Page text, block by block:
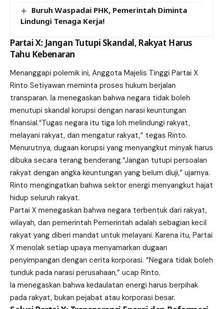
Buruh Waspadai PHK, Pemerintah Diminta
Lindungi Tenaga Kerja!
Partai X: Jangan Tutupi Skandal, Rakyat Harus
Tahu Kebenaran
Menanggapi polemik ini, Anggota Majelis Tinggi Partai X
Rinto Setiyawan meminta proses hukum berjalan
transparan. Ia menegaskan bahwa negara tidak boleh
menutupi skandal korupsi dengan narasi keuntungan
finansial.“Tugas negara itu tiga loh melindungi rakyat,
melayani rakyat, dan mengatur rakyat,” tegas Rinto.
Menurutnya, dugaan korupsi yang menyangkut minyak harus
dibuka secara terang benderang.“Jangan tutupi persoalan
rakyat dengan angka keuntungan yang belum diuji,” ujarnya.
Rinto mengingatkan bahwa sektor energi menyangkut hajat
hidup seluruh rakyat.
Partai X menegaskan bahwa negara terbentuk dari rakyat,
wilayah, dan pemerintah Pemerintah adalah sebagian kecil
rakyat yang diberi mandat untuk melayani. Karena itu, Partai
X menolak setiap upaya menyamarkan dugaan
penyimpangan dengan cerita korporasi. “Negara tidak boleh
tunduk pada narasi perusahaan,” ucap Rinto.
Ia menegaskan bahwa kedaulatan energi harus berpihak
pada rakyat, bukan pejabat atau korporasi besar.